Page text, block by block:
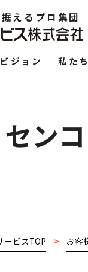
えるプロ集団
ビジョン 私た
セン
ービスTOP > お客